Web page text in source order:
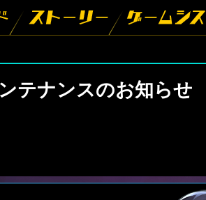
テナンスのお知らせ